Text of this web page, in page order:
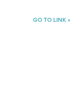
GO TO LINK »